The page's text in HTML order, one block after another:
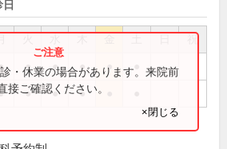
祝
● ● ● ● ●
● ● ●
・休業の場合があります。来院前
接ご確認ください。
×閉じる